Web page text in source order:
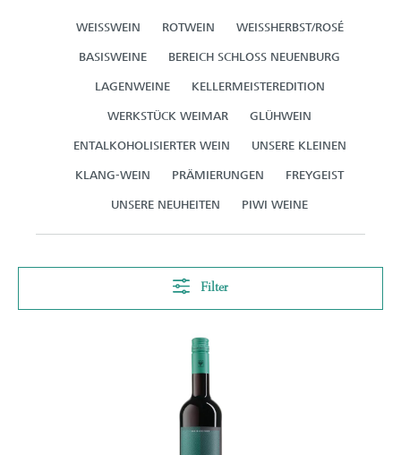
WEISSWEIN ROTWEIN
WEISSHERBST/ROSÉ
BASISWEINE
BEREICH SCHLOSS NEUENBURG
LAGENWEINE
KELLERMEISTEREDITION
WERKSTÜCK WEIMAR
GLÜHWEIN
ENTALKOHOLISIERTER WEIN
UNSERE KLEINEN
KLANG-WEIN
PRÄMIERUNGEN
FREYGEIST
UNSERE NEUHEITEN
PIWI WEINE
Filter